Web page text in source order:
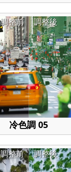
調整後
調整前
冷色調 05
調整後
調整前